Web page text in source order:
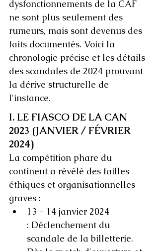
dysfonctionnements de la CAF
ne sont plus seulement des
rumeurs, mais sont devenus des
faits documentés. Voici la
chronologie précise et les détails
des scandales de 2024 prouvant
la dérive structurelle de
l'instance.
I. LE FIASCO DE LA CAN
2023 (JANVIER / FÉVRIER
2024)
La compétition phare du
continent a révélé des failles
éthiques et organisationnelles
graves :
13 - 14 janvier 2024
: Déclenchement du
scandale de la billetterie.